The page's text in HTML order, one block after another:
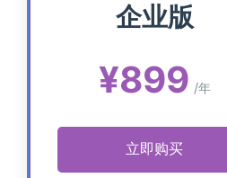
企业版
¥899 /年
立即购买